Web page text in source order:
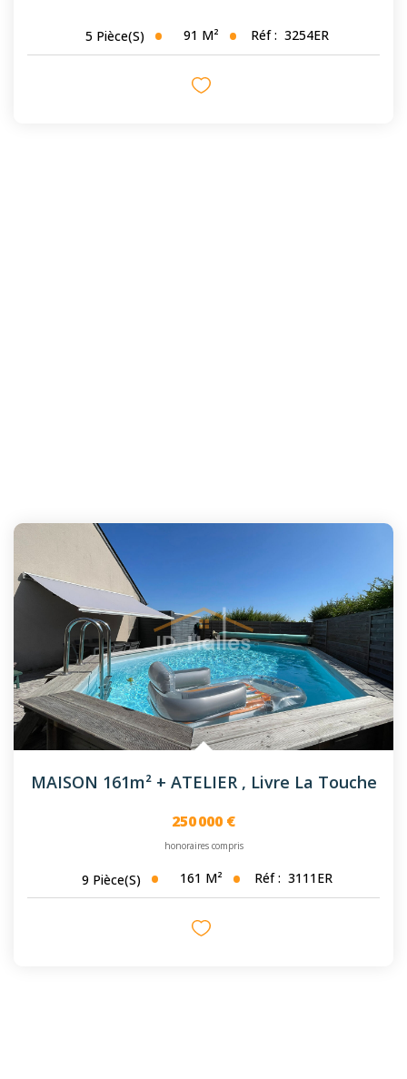
5 Pièce(s) 91 M² Réf : 3254ER
MAISON 161m² + ATELIER , Livre La Touche
250 000 €
honoraires compris
9 Pièce(s) 161 M² Réf : 3111ER